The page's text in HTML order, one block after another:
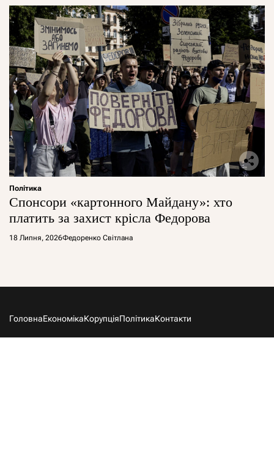
Політика
Спонсори «картонного Майдану»: хто
платить за захист крісла Федорова
18 Липня, 2026Федоренко Світлана
ГоловнаЕкономікаКорупціяПолітикаКонтакти